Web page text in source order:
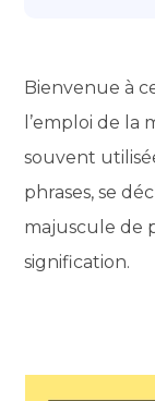
Bienvenue à
l’emploi de la
souvent
phrases, se
majuscule de
signification.